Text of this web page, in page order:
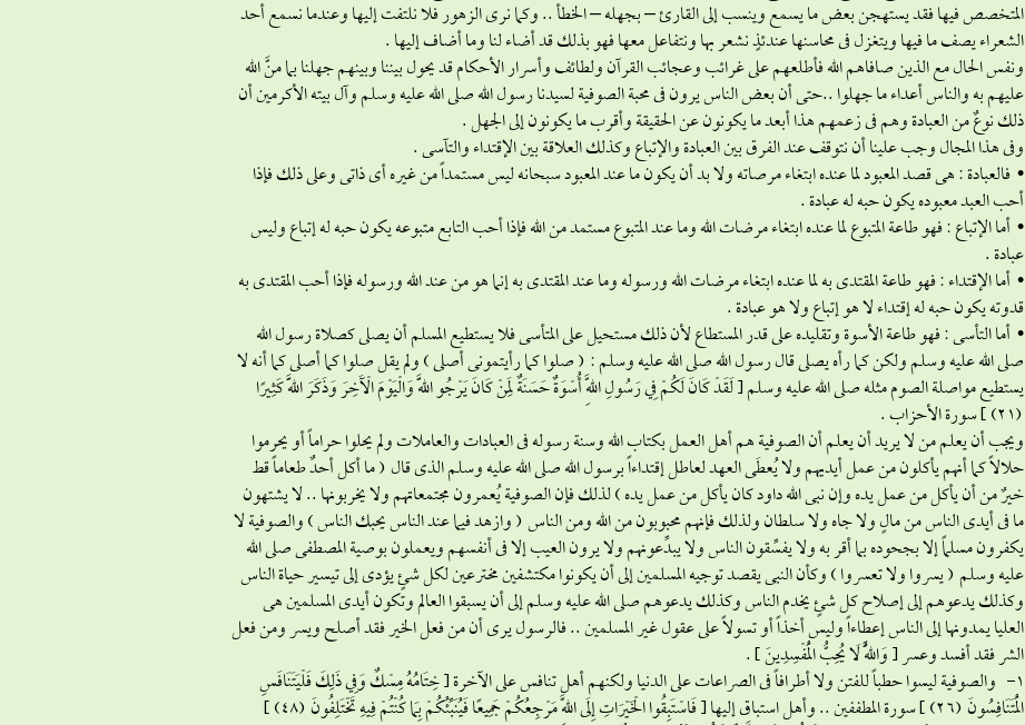
المتخصص فيها فقد يستهجن بعض ما يسمع وينسب إلى القارئ – بجهله – الخطأ .. وكما نرى الزهور فلا نلتفت إليها وعندما نسمع أحد
الشعراء يصف ما فيها ويتغزل فى محاسنها عندئذٍ نشعر بها ونتفاعل معها فهو بذلك قد أضاء لنا وما أضاف إليها .
ونفس الحال مع الذين صافاهم الله فأطلعهم على غرائب وعجائب القرآن ولطائف وأسرار الأحكام قد يحول بيننا وبينهم جهلنا بما منَّ الله
عليهم به والناس أعداء ما جهلوا ..حتى أن بعض الناس يرون فى محبة الصوفية لسيدنا رسول الله صلى الله عليه وسلم وآل بيته الأكرمين أن
ذلك نوعٌ من العبادة وهم فى زعمهم هذا أبعد ما يكونون عن الحقيقة وأقرب ما يكونون إلى الجهل .
وفى هذا المجال وجب علينا أن نتوقف عند الفرق بين العبادة والإتباع وكذلك العلاقة بين الإقتداء والتآسى .
• فالعبادة : هى قصد المعبود لما عنده ابتغاء مرصاته ولا بد أن يكون ما عند المعبود سبحانه ليس مستمداً من غيره أى ذاتى وعلى ذلك فإذا
أحب العبد معبوده يكون حبه له عبادة .
• أما الإتباع : فهو طاعة المتبوع لما عنده ابتغاء مرضات الله وما عند المتبوع مستمد من الله فإذا أحب التابع متبوعه يكون حبه له إتباع وليس
عبادة .
• أما الإقتداء : فهو طاعة المقتدى به لما عنده ابتغاء مرضات الله ورسوله وما عند المقتدى به إنما هو من عند الله ورسوله فإذا أحب المقتدى به
قدوته يكون حبه له إقتداء لا هو إتباع ولا هو عبادة .
• أما التأسى : فهو طاعة الأسوة وتقليده على قدر المستطاع لأن ذلك مستحيل على المتأسى فلا يستطيع المسلم أن يصلى كصلاة رسول الله
صلى الله عليه وسلم ولكن كما رأه يصلى قال رسول الله صلى الله عليه وسلم : ( صلوا كما رأيتمونى أصلى ) ولم يقل صلوا كما أصلى كما أنه لا
يستطيع مواصلة الصوم مثله صلى الله عليه وسلم { لَقَدْ كَانَ لَكُمْ فِي رَسُولِ اللَّهِ أُسْوَةٌ حَسَنَةٌ لِمَنْ كَانَ يَرْجُو اللَّهَ وَالْيَوْمَ الْآَخِرَ وَذَكَرَ اللَّهَ كَثِيرًا
(21) } سورة الأحزاب .
ويجب أن يعلم من لا يريد أن يعلم أن الصوفية هم أهل العمل بكتاب الله وسنة رسوله فى العبادات والعاملات ولم يحلوا حراماً أو يحرموا
حلالاً كما أنهم يأكلون من عمل أيديهم ولا يُعطَى العهد لعاطل إقتداءاً برسول الله صلى الله عليه وسلم الذى قال ( ما أكل أحدٌ طعاماً قط
خيرٌ من أن يأكل من عمل يده وإن نبى الله داود كان يأكل من عمل يده ) لذلك فإن الصوفية يُعمرون مجتمعاتهم ولا يخربونها .. لا يشتهون
ما فى أيدى الناس من مالٍ ولا جاه ولا سلطان ولذلك فإنهم محبوبون من الله ومن الناس ( وازهد فيما عند الناس يحبك الناس ) والصوفية لا
يكفرون مسلماً إلا بجحوده بما أقر به ولا يفسِّقون الناس ولا يبدِّعونهم ولا يرون العيب إلا فى أنفسهم ويعملون بوصية المصطفى صلى الله
عليه وسلم ( يسروا ولا تعسروا ) وكأن النبى يقصد توجيه المسلمين إلى أن يكونوا مكتشفين مخترعين لكل شئٍ يؤدى إلى تيسير حياة الناس
وكذلك يدعوهم إلى إصلاح كل شئٍ يخدم الناس وكذلك يدعوهم صلى الله عليه وسلم إلى أن يسبقوا العالم وتكون أيدى المسلمين هى
العليا يمدونها إلى الناس إعطاءاً وليس أخذاً أو تسولاً على عقول غير المسلمين .. فالرسول يرى أن من فعل الخير فقد أصلح ويسر ومن فعل
الشر فقد أفسد وعسر { وَاللَّهُ لَا يُحِبُّ الْمُفْسِدِينَ } .
1- والصوفية ليسوا حطباً للفتن ولا أطرافاً فى الصراعات على الدنيا ولكنهم أهل تنافس على الآخرة { خِتَامُهُ مِسْكٌ وَفِي ذَلِكَ فَلْيَتَنَافَسِ
الْمُتَنَافِسُونَ (26) } سورة المطففين .. وأهل استباق إليها { فَاسْتَبِقُوا الْخَيْرَاتِ إِلَى اللَّهِ مَرْجِعُكُمْ جَمِيعًا فَيُنَبِّئُكُمْ بِمَا كُنْتُمْ فِيهِ تَخْتَلِفُونَ (48) }